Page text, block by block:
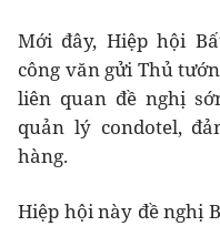
Mới đây, Hiệp hội
công văn gửi Thủ
liên quan đề nghị
quản lý condotel,
hàng.
Hiệp hội này đề nghị